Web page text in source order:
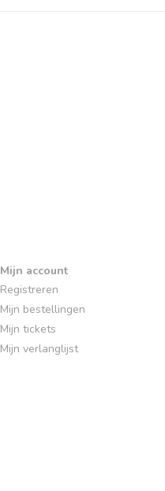
Mijn account
Registreren
Mijn bestellingen
Mijn tickets
Mijn verlanglijst